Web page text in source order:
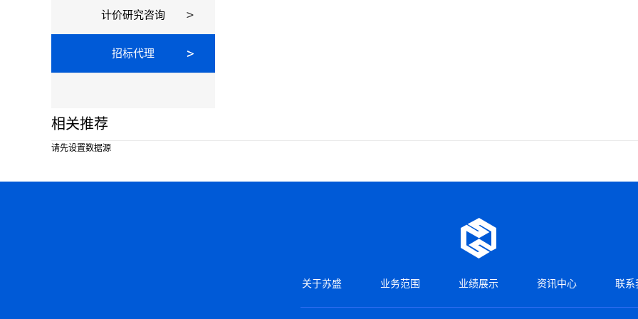
计价研究咨询
招标代理
相关推荐
请先设置数据源
关于苏盛 业务范围 业绩展示 资讯中心 联系